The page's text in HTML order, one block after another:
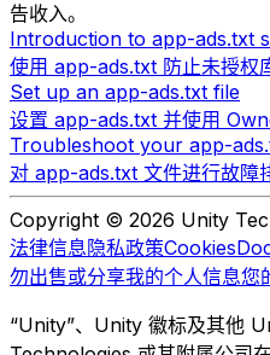
告收入。
Introduction to app-ads.txt
使用 app-ads.txt 防止未授权
Set up an app-ads.txt file
设置 app-ads.txt 并使用
Troubleshoot your app-
对 app-ads.txt 文件进行故障
Copyright © 2026 Unity
法律信息隐私政策Cookies
勿出售或分享我的个人信息您
“Unity”、Unity 徽标及其他